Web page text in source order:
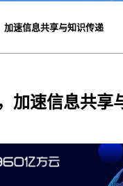
速信息共享与知识传递
加速信息共享